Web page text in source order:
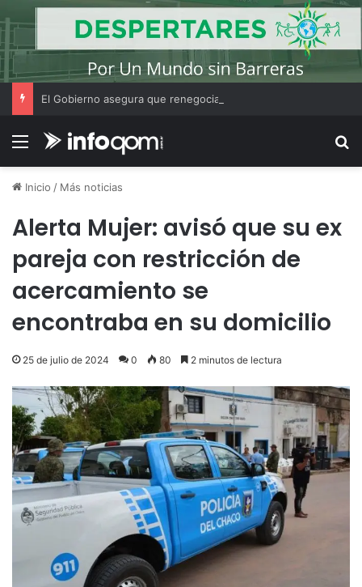
Menú
Inicio / Más noticias
Alerta Mujer: avisó que su ex
pareja con restricción de
acercamiento se
encontraba en su domicilio
25 de julio de 2024 0 80 2 minutos de lectura